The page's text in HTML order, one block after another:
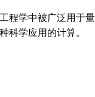
程学中被广泛用于
科学应用的计算。